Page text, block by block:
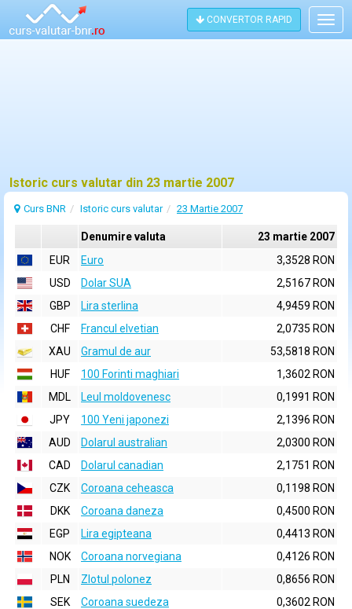
CONVERTOR RAPID
Istoric curs valutar din 23 martie 2007
Curs BNR Istoric curs valutar 23 Martie 2007
Denumire valuta
23 martie 2007
EUR
Euro
3,3528 RON
USD
Dolar SUA
2,5167 RON
GBP
Lira sterlina
4,9459 RON
CHF
Francul elvetian
2,0735 RON
XAU
Gramul de aur
53,5818 RON
HUF
100 Forinti maghiari
1,3602 RON
MDL
Leul moldovenesc
0,1991 RON
JPY
100 Yeni japonezi
2,1396 RON
AUD
Dolarul australian
2,0300 RON
CAD
Dolarul canadian
2,1751 RON
CZK
Coroana ceheasca
0,1198 RON
DKK
Coroana daneza
0,4500 RON
EGP
Lira egipteana
0,4413 RON
NOK
Coroana norvegiana
0,4126 RON
PLN
Zlotul polonez
0,8656 RON
SEK
Coroana suedeza
0,3602 RON